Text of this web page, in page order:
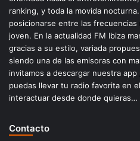
ranking, y toda la movida
posicionarse entre las
joven. En la actualidad FM Ibiza
gracias a su estilo, variada
siendo una de las emisoras con
invitamos a descargar nuestra
puedas llevar tu radio favorita en
interactuar desde donde
Contacto